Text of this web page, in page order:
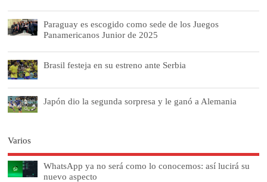
Paraguay es escogido como sede de los Juegos
Panamericanos Junior de 2025
Brasil festeja en su estreno ante Serbia
Japón dio la segunda sorpresa y le ganó a Alemania
Varios
WhatsApp ya no será como lo conocemos: así lucirá su
nuevo aspecto